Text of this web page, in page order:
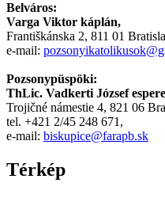
Belváros:
Varga Viktor káplán,
Františkánska 2, 811 01
e-mail:
Pozsonypüspöki:
ThLic. Vadkerti József
Trojičné námestie 4, 821 06
tel. +421 2/45 248 671,
e-mail: biskupice@farapb.sk
Térkép